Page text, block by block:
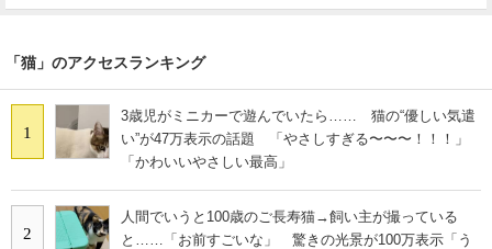
「猫」のアクセスランキング
1
3歳児がミニカーで遊んでいたら…… 猫の“優しい気遣
い”が47万表示の話題 「やさしすぎる〜〜〜！！！」
「かわいいやさしい最高」
2
人間でいうと100歳のご長寿猫→飼い主が撮っている
と……「お前すごいな」 驚きの光景が100万表示「う